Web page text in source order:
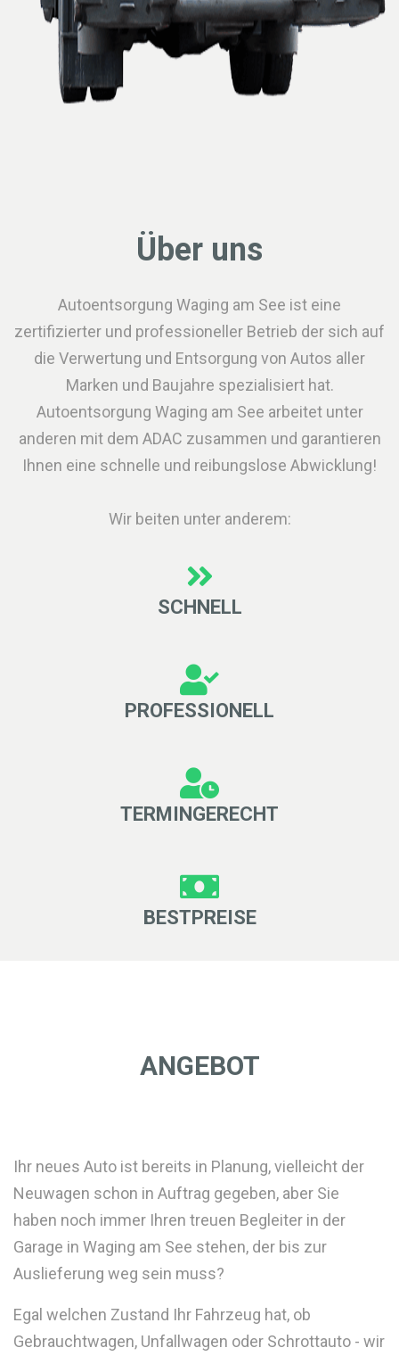
Über uns
Autoentsorgung Waging am See ist eine
zertifizierter und professioneller Betrieb der sich auf
die Verwertung und Entsorgung von Autos aller
Marken und Baujahre spezialisiert hat.
Autoentsorgung Waging am See arbeitet unter
anderen mit dem ADAC zusammen und garantieren
Ihnen eine schnelle und reibungslose Abwicklung!
Wir beiten unter anderem:
SCHNELL
PROFESSIONELL
TERMINGERECHT
BESTPREISE
ANGEBOT
Ihr neues Auto ist bereits in Planung, vielleicht der
Neuwagen schon in Auftrag gegeben, aber Sie
haben noch immer Ihren treuen Begleiter in der
Garage in Waging am See stehen, der bis zur
Auslieferung weg sein muss?
Egal welchen Zustand Ihr Fahrzeug hat, ob
Gebrauchtwagen, Unfallwagen oder Schrottauto - wir